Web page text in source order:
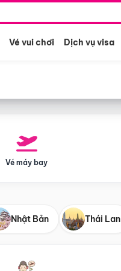
Vé vui chơi Dịch vụ visa
Vé máy bay
Nhật Bản Thái Lan